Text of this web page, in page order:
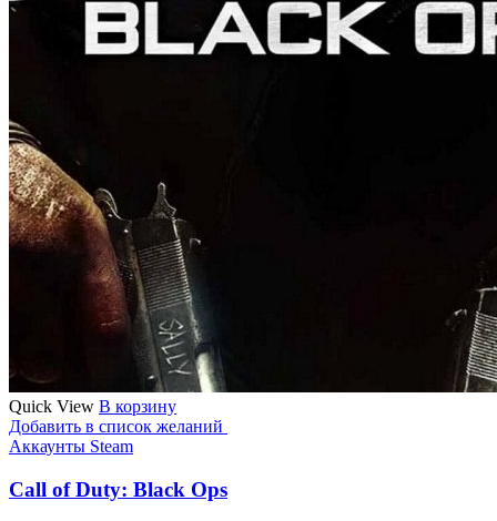
Quick View В корзину
Добавить в список желаний
Аккаунты Steam
Call of Duty: Black Ops